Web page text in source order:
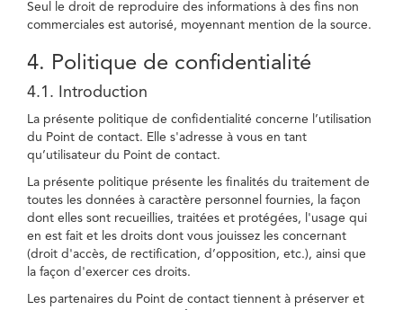
Seul le droit de reproduire des informations à des fins non
commerciales est autorisé, moyennant mention de la source.
4. Politique de confidentialité
4.1. Introduction
La présente politique de confidentialité concerne l’utilisation
du Point de contact. Elle s'adresse à vous en tant
qu’utilisateur du Point de contact.
La présente politique présente les finalités du traitement de
toutes les données à caractère personnel fournies, la façon
dont elles sont recueillies, traitées et protégées, l'usage qui
en est fait et les droits dont vous jouissez les concernant
(droit d'accès, de rectification, d’opposition, etc.), ainsi que
la façon d'exercer ces droits.
Les partenaires du Point de contact tiennent à préserver et